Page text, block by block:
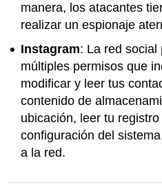
manera, los atacantes
realizar un espionaje
Instagram: La red social
múltiples permisos que
modificar y leer tus
contenido de
ubicación, leer tu
configuración del
a la red.